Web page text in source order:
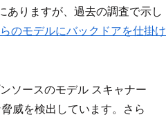
ありますが、過去の調査で示し
のモデルにバックドアを仕掛け
ソースのモデル スキャナー
威を検出しています。さら